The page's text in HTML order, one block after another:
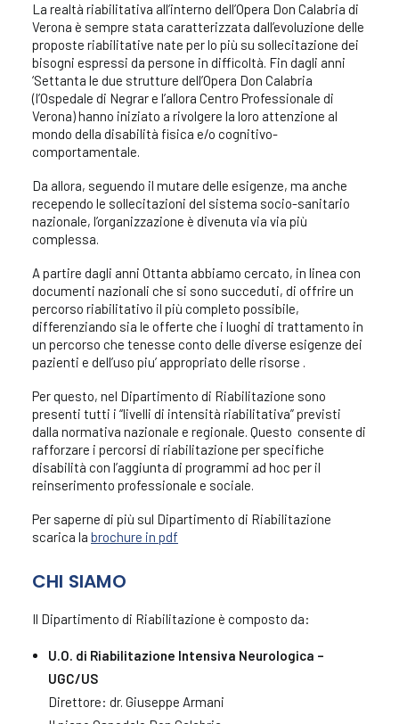
Gravi Cerebrolesioni e Unità Spinale
Medicina Fisica Riabilitazione – Lungodegenza
riabilitativa
Riabilitazione ortopedica – Degenza
riabilitativa
Servizio di Riabilitazione Ortopedica e
Traumatologia dello Sport
La realtà riabilitativa all’interno dell’Opera Don Calabria di
Verona è sempre stata caratterizzata dall’evoluzione delle
proposte riabilitative nate per lo più su sollecitazione dei
bisogni espressi da persone in difficoltà. Fin dagli anni
‘Settanta le due strutture dell’Opera Don Calabria
(l’Ospedale di Negrar e l’allora Centro Professionale di
Verona) hanno iniziato a rivolgere la loro attenzione al
mondo della disabilità fisica e/o cognitivo-
comportamentale.
Da allora, seguendo il mutare delle esigenze, ma anche
recependo le sollecitazioni del sistema socio-sanitario
nazionale, l’organizzazione è divenuta via via più
complessa.
A partire dagli anni Ottanta abbiamo cercato, in linea con
documenti nazionali che si sono succeduti, di offrire un
percorso riabilitativo il più completo possibile,
differenziando sia le offerte che i luoghi di trattamento in
un percorso che tenesse conto delle diverse esigenze dei
pazienti e dell’uso piu’ appropriato delle risorse .
Per questo, nel Dipartimento di Riabilitazione sono
presenti tutti i “livelli di intensità riabilitativa” previsti
dalla normativa nazionale e regionale. Questo consente di
rafforzare i percorsi di riabilitazione per specifiche
disabilità con l’aggiunta di programmi ad hoc per il
reinserimento professionale e sociale.
Per saperne di più sul Dipartimento di Riabilitazione
scarica la brochure in pdf
CHI SIAMO
Il Dipartimento di Riabilitazione è composto da:
U.O. di Riabilitazione Intensiva Neurologica –
UGC/US
Direttore: dr. Giuseppe Armani